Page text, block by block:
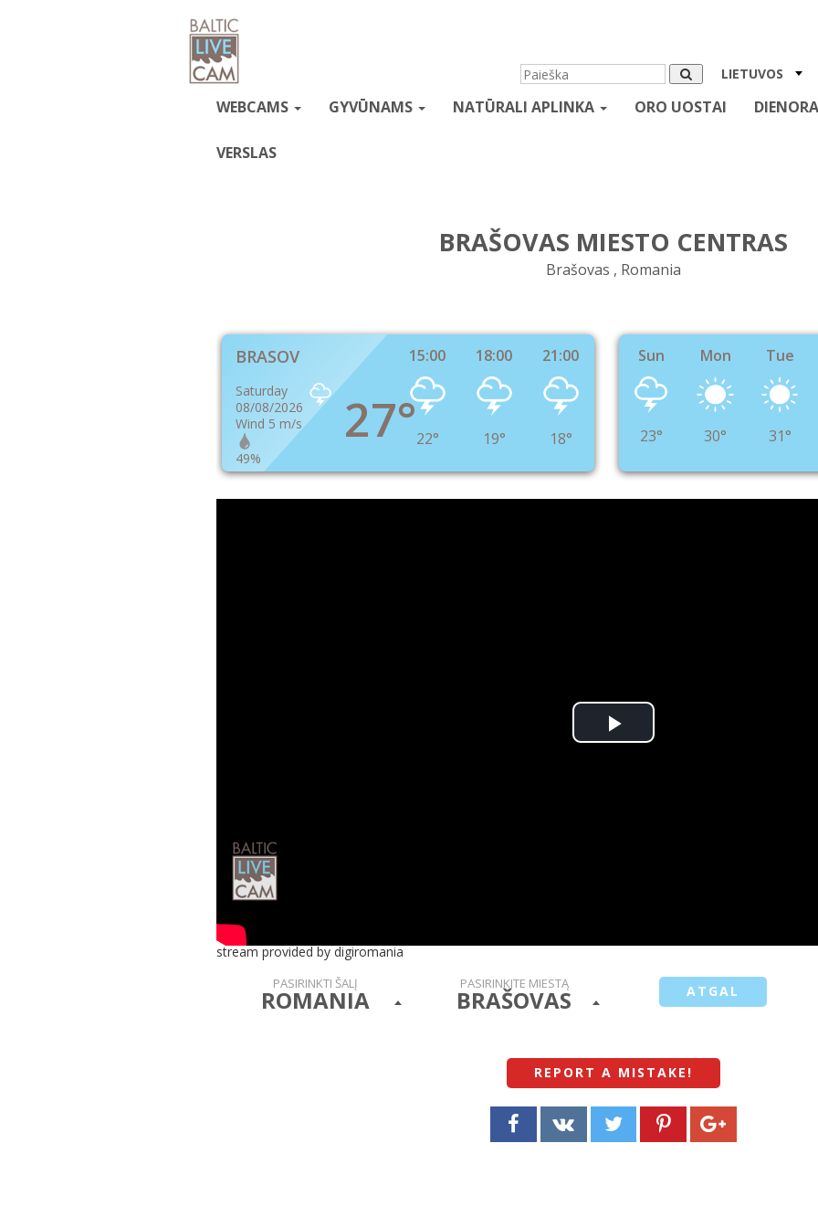
LIETUVOS
WEBCAMS GYVŪNAMS NATŪRALI APLINKA ORO UOSTAI
VERSLAS
BRAŠOVAS MIESTO CENTRAS
Brašovas , Romania
BRASOV
Saturday
08/08/2026
Wind 5 m/s
49%
27°
15:00
22°
18:00
19°
21:00
18°
Sun
23°
Mon
30°
Tue
31°
Play
stream provided by digiromania
PASIRINKTI ŠALĮ
ROMANIA
PASIRINKITE MIESTĄ
BRAŠOVAS ATGAL
REPORT A MISTAKE !